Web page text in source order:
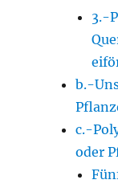
3.-
b.-
c.-
oder